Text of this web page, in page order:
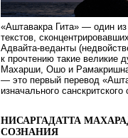
«Аштавакра Гита» — один из
текстов,
Адвайта-веданты
к прочтению такие великие
Махарши, Ошо и
— это первый перевод
изначального
НИСАРГАДАТТА
СОЗНАНИЯ